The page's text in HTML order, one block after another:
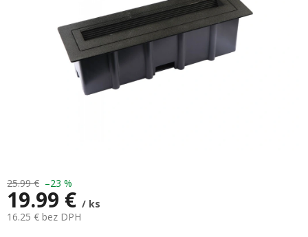
25.99 € –23 %
19.99 € / ks
16.25 € bez DPH